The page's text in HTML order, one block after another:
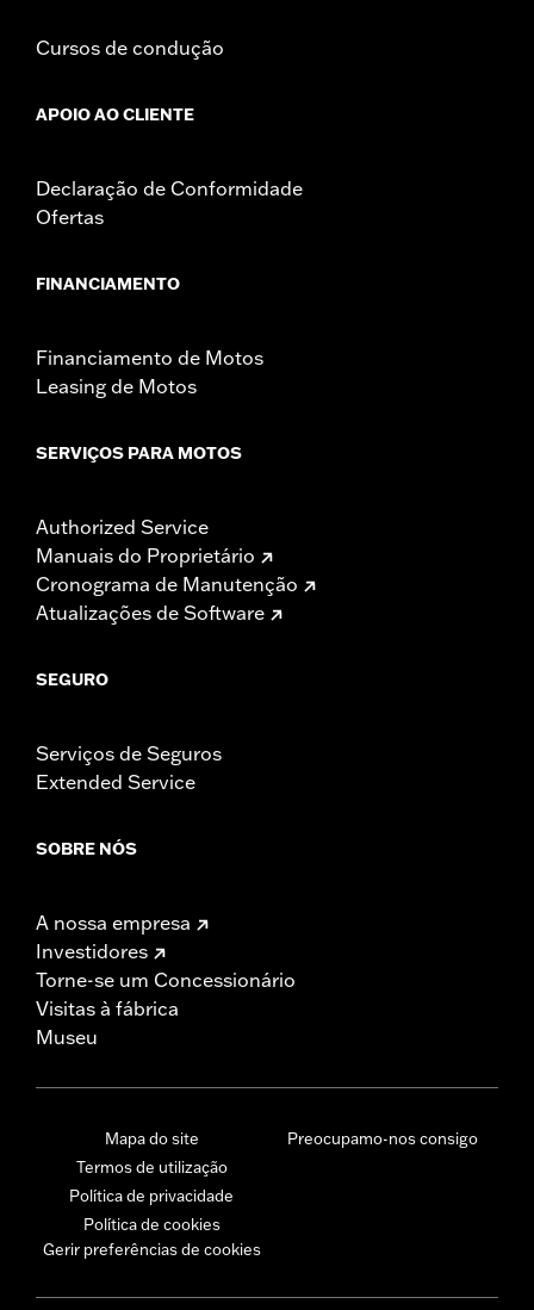
Cursos de condução
APOIO AO CLIENTE
Declaração de Conformidade
Ofertas
FINANCIAMENTO
Financiamento de Motos
Leasing de Motos
SERVIÇOS PARA MOTOS
Authorized Service
Manuais do Proprietário
Cronograma de Manutenção
Atualizações de Software
SEGURO
Serviços de Seguros
Extended Service
SOBRE NÓS
A nossa empresa
Investidores
Torne-se um Concessionário
Visitas à fábrica
Museu
Mapa do site
Termos de utilização
Política de privacidade
Política de cookies
Gerir preferências de cookies
Preocupamo-nos consigo